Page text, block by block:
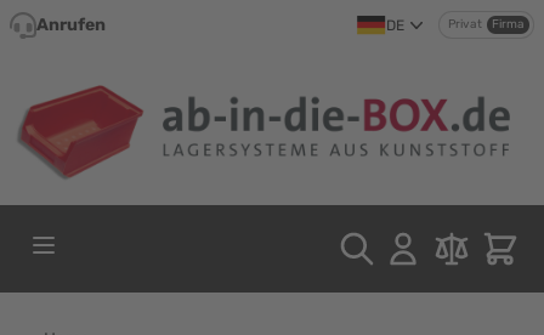
Direkt zum Inhalt
Anrufen DE Privat Firma